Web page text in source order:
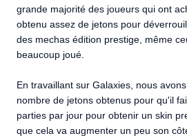
grande majorité des joueurs qui ont
obtenu assez de jetons pour
des mechas édition prestige, même
beaucoup joué.
En travaillant sur Galaxies, nous
nombre de jetons obtenus pour qu'il
parties par jour pour obtenir un skin
que cela va augmenter un peu son